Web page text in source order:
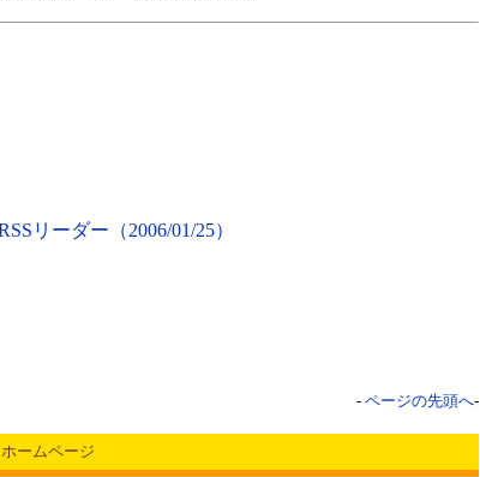
リーダー（2006/01/25）
- ページの先頭へ-
ームページ